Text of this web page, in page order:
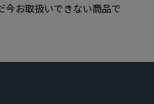
今お取扱いできない商品で